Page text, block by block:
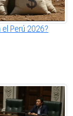
Perú 2026?